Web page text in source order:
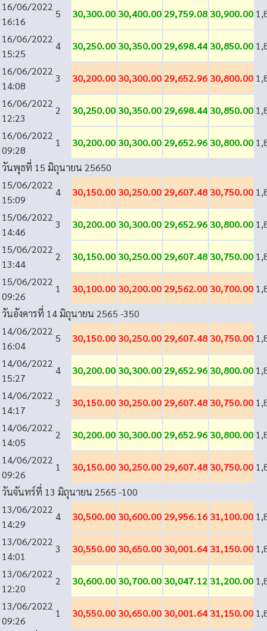
16/06/2022
16:16
5 30,300.00 30,400.00 29,759.08 30,900.00
16/06/2022
15:25
4 30,250.00 30,350.00 29,698.44 30,850.00
16/06/2022
14:08
3 30,200.00 30,300.00 29,652.96 30,800.00
16/06/2022
12:23
2 30,250.00 30,350.00 29,698.44 30,850.00
16/06/2022
09:28
1 30,200.00 30,300.00 29,652.96 30,800.00
วันพุธที่ 15 มิถุนายน 25650
15/06/2022
15:09
4 30,150.00 30,250.00 29,607.48 30,750.00
15/06/2022
14:46
3 30,200.00 30,300.00 29,652.96 30,800.00
15/06/2022
13:44
2 30,150.00 30,250.00 29,607.48 30,750.00
15/06/2022
09:26
1 30,100.00 30,200.00 29,562.00 30,700.00
วันอังคารที่ 14 มิถุนายน 2565 -350
14/06/2022
16:04
5 30,150.00 30,250.00 29,607.48 30,750.00
14/06/2022
15:27
4 30,200.00 30,300.00 29,652.96 30,800.00
14/06/2022
14:17
3 30,150.00 30,250.00 29,607.48 30,750.00
14/06/2022
14:05
2 30,200.00 30,300.00 29,652.96 30,800.00
14/06/2022
09:26
1 30,150.00 30,250.00 29,607.48 30,750.00
วันจันทร์ที่ 13 มิถุนายน 2565 -100
13/06/2022
14:29
4 30,500.00 30,600.00 29,956.16 31,100.00
13/06/2022
14:01
3 30,550.00 30,650.00 30,001.64 31,150.00
13/06/2022
12:20
2 30,600.00 30,700.00 30,047.12 31,200.00
13/06/2022
09:26
1 30,550.00 30,650.00 30,001.64 31,150.00